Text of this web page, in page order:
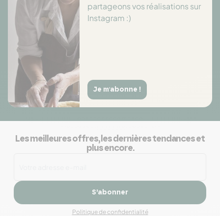
partageons vos réalisations sur
Instagram :)
Je m'abonne !
Les meilleures offres, les dernières tendances et
plus encore.
S’abonner
Politique de confidentialité